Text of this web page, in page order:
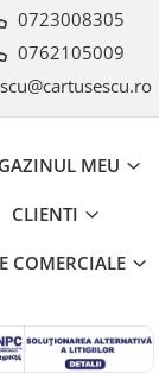
0723008305
0762105009
MEU
CLIENTI
COMERCIALE